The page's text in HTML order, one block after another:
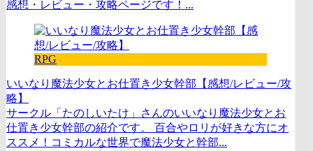
感想・レビュー・攻略ページです！...
RPG
いいなり魔法少女とお仕置き少女幹部【感想/レビュー/攻
略】
サークル「たのしいたけ」さんのいいなり魔法少女とお
仕置き少女幹部の紹介です。 百合やロリが好きな方にオ
ススメ！コミカルな世界で魔法少女と幹部...